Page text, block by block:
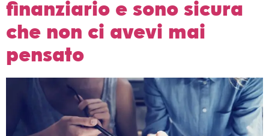
finanziario e sono sicura
che non ci avevi mai
pensato